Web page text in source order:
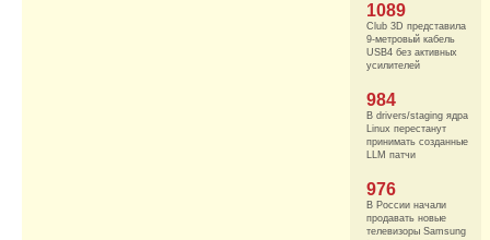
1089
Club 3D представила
9-метровый кабель
USB4 без активных
усилителей
984
В drivers/staging ядра
Linux перестанут
принимать созданные
LLM патчи
976
В России начали
продавать новые
телевизоры Samsung